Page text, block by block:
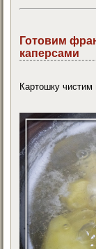
Готовим
каперсами
Картошку чистим